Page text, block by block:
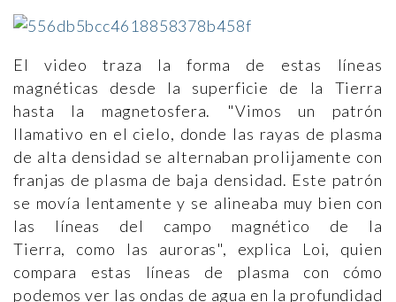
El video traza la forma de estas líneas
magnéticas desde la superficie de la Tierra
hasta la magnetosfera. "Vimos un patrón
llamativo en el cielo, donde las rayas de plasma
de alta densidad se alternaban prolijamente con
franjas de plasma de baja densidad. Este patrón
se movía lentamente y se alineaba muy bien con
las líneas del campo magnético de la
Tierra, como las auroras", explica Loi, quien
compara estas líneas de plasma con cómo
podemos ver las ondas de agua en la profundidad